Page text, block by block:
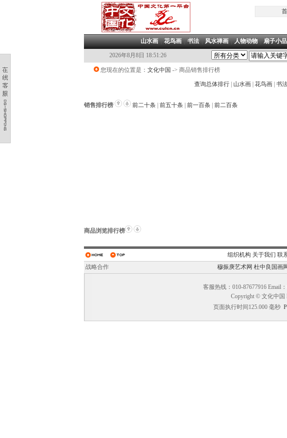
山水画|花鸟画|书法|风水禅画|人物动物|扇子小品
2026年8月8日 18:51:26
您现在的位置是： 文化中国 -> 商品销售排行榜
查询总体排行 山水画 花鸟画 书
销售排行榜 前二十条 前五十条 前一百条
前二百条
商品浏览排行榜
组织机构 关于我们 联
战略合作
穆振庚艺术网 杜中良国画
客服热线：010-87677916 Email：
Copyright © 文化中国
页面执行时间125.000 毫秒